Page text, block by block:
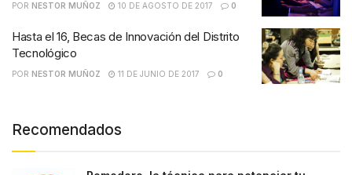
POR NESTOR MUÑOZ 10 DE AGOSTO DE 2017 0
Hasta el 16, Becas de Innovación del Distrito
Tecnológico
POR NESTOR MUÑOZ 11 DE JUNIO DE 2017 0
Recomendados